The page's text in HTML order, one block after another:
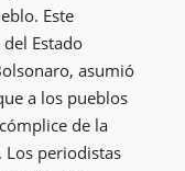
Este
Estado
asumió
a los pueblos
de la
Los periodistas